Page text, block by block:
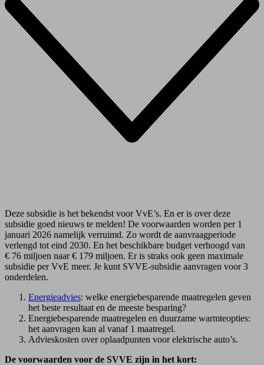
Deze subsidie is het bekendst voor VvE’s. En er is over deze
subsidie goed nieuws te melden! De voorwaarden worden per 1
januari 2026 namelijk verruimd. Zo wordt de aanvraagperiode
verlengd tot eind 2030. En het beschikbare budget verhoogd van
€ 76 miljoen naar € 179 miljoen. Er is straks ook geen maximale
subsidie per VvE meer. Je kunt SVVE-subsidie aanvragen voor 3
onderdelen.
Energieadvies: welke energie­besparende maatregelen geven
het beste resultaat en de meeste besparing?
Energiebesparende maatregelen en duurzame warmteopties:
het aanvragen kan al vanaf 1 maatregel.
Advieskosten over oplaadpunten voor elektrische auto’s.
De voorwaarden voor de SVVE zijn in het kort: